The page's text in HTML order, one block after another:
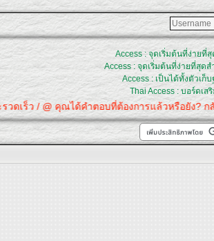
Access : จุดเริ่มต้นที่ง่ายที่
Access : จุดเริ่มต้นที่ง่ายที่สุดส
Access : เป็นได้ทั้งตัวเ
Thai Access : บอร์ดเส
เร็ว / @ คุณได้คำตอบที่ต้องการแล้วหรือยัง? กลั